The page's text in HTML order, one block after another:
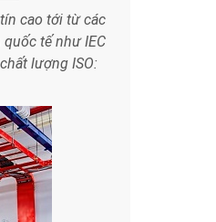
cao tới từ các
tế như IEC
lượng ISO: